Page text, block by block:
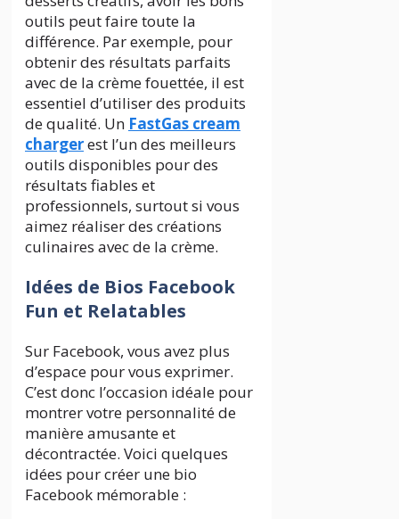
outils peut faire toute la
différence. Par exemple, pour
obtenir des résultats parfaits
avec de la crème fouettée, il est
essentiel d’utiliser des produits
de qualité. Un FastGas cream
chargerest l’un des meilleurs
outils disponibles pour des
résultats fiables et
professionnels, surtout si vous
aimez réaliser des créations
culinaires avec de la crème.
Idées de Bios Facebook
Fun et Relatables
Sur Facebook, vous avez plus
d’espace pour vous exprimer.
C’est donc l’occasion idéale pour
montrer votre personnalité de
manière amusante et
décontractée. Voici quelques
idées pour créer une bio
Facebook mémorable :